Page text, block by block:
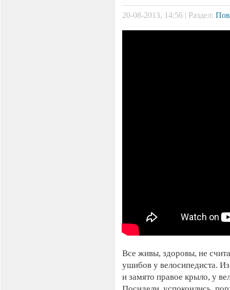
20-08-2013, 14:56 | Раздел:
Все живы, здоровы, не
ушибов у велосипедиста.
и замято правое крыло, у